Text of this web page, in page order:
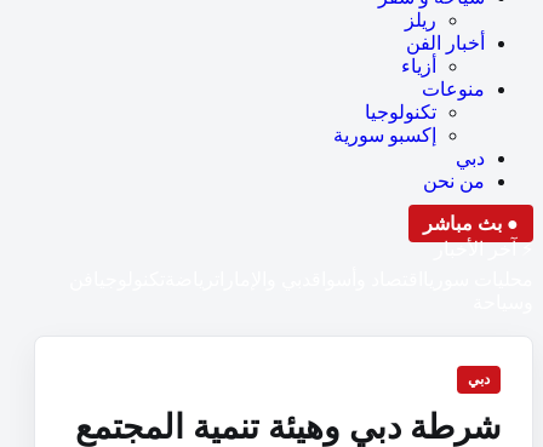
ريلز
أخبار الفن
أزياء
منوعات
تكنولوجيا
إكسبو سورية
دبي
من نحن
● بث مباشر
⚡ آخر الأخبار
دبي
شرطة دبي وهيئة تنمية المجتمع